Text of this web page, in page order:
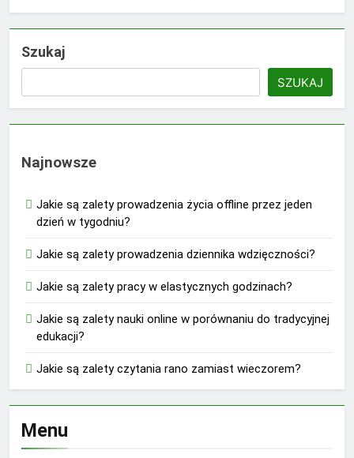
Szukaj
SZUKAJ
Najnowsze
Jakie są zalety prowadzenia życia offline przez jeden
dzień w tygodniu?
Jakie są zalety prowadzenia dziennika wdzięczności?
Jakie są zalety pracy w elastycznych godzinach?
Jakie są zalety nauki online w porównaniu do tradycyjnej
edukacji?
Jakie są zalety czytania rano zamiast wieczorem?
Menu